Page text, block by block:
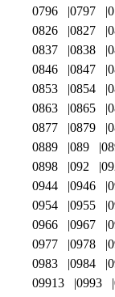
0796
0797
0826
0827
0837
0838
0846
0847
0853
0854
0863
0865
0877
0879
0889
089
0898
092
0944
0946
0954
0955
0966
0967
0977
0978
0983
0984
09913
0993